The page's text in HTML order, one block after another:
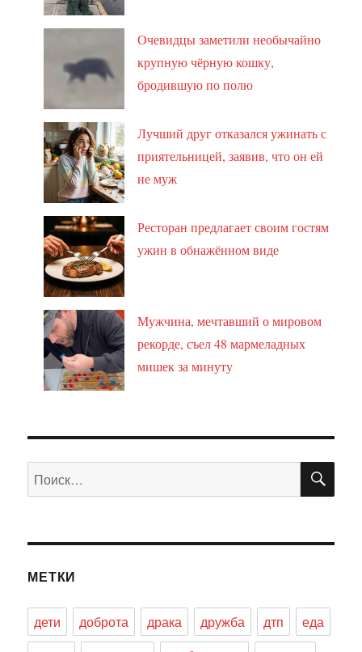
Очевидцы заметили необычайно
крупную чёрную кошку,
бродившую по полю
Лучший друг отказался ужинать с
приятельницей, заявив, что он ей
не муж
Ресторан предлагает своим гостям
ужин в обнажённом виде
Мужчина, мечтавший о мировом
рекорде, съел 48 мармеладных
мишек за минуту
Искать:
МЕТКИ
дети доброта драка дружба дтп
еда